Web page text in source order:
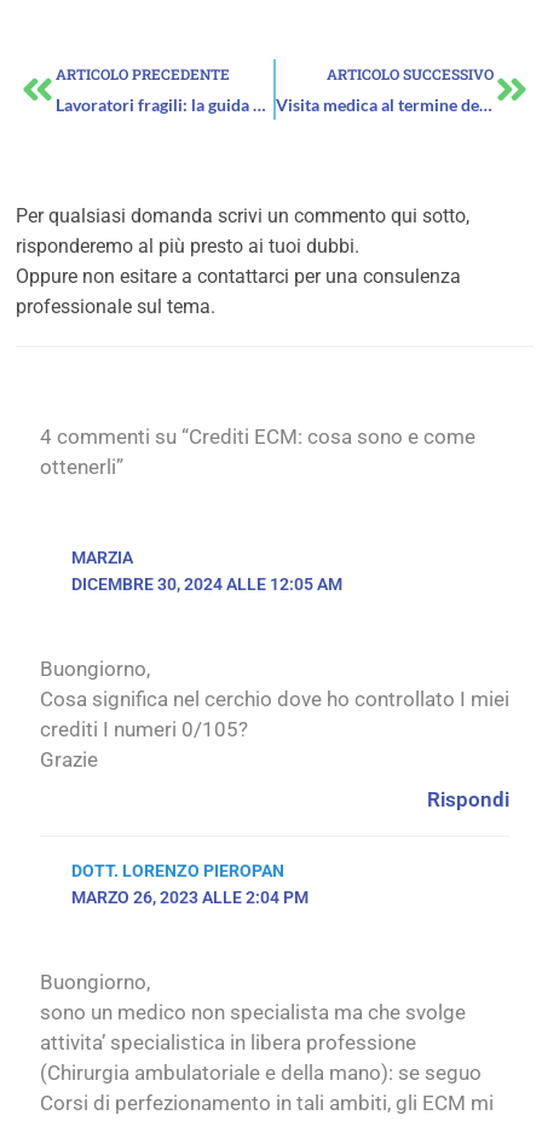
ARTICOLO PRECEDENTE
Lavoratori fragili: la guida operativa 2026 per datori di lavoro, HR e medico competente
ARTICOLO SUCCESSIVO
Visita medica al termine del rapporto di lavoro
Per qualsiasi domanda scrivi un commento qui sotto,
risponderemo al più presto ai tuoi dubbi.
Oppure non esitare a contattarci per una consulenza
professionale sul tema.
4 commenti su “Crediti ECM: cosa sono e come
ottenerli”
MARZIA
DICEMBRE 30, 2024 ALLE 12:05 AM
Buongiorno,
Cosa significa nel cerchio dove ho controllato I miei
crediti I numeri 0/105?
Grazie
Rispondi
DOTT. LORENZO PIEROPAN
MARZO 26, 2023 ALLE 2:04 PM
Buongiorno,
sono un medico non specialista ma che svolge
attivita’ specialistica in libera professione
(Chirurgia ambulatoriale e della mano): se seguo
Corsi di perfezionamento in tali ambiti, gli ECM mi